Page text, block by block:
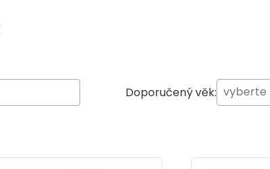
Doporučený věk: